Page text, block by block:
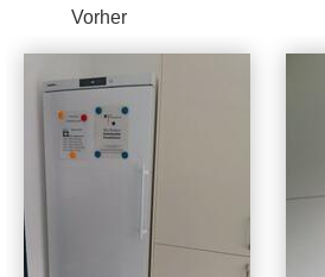
Vorher